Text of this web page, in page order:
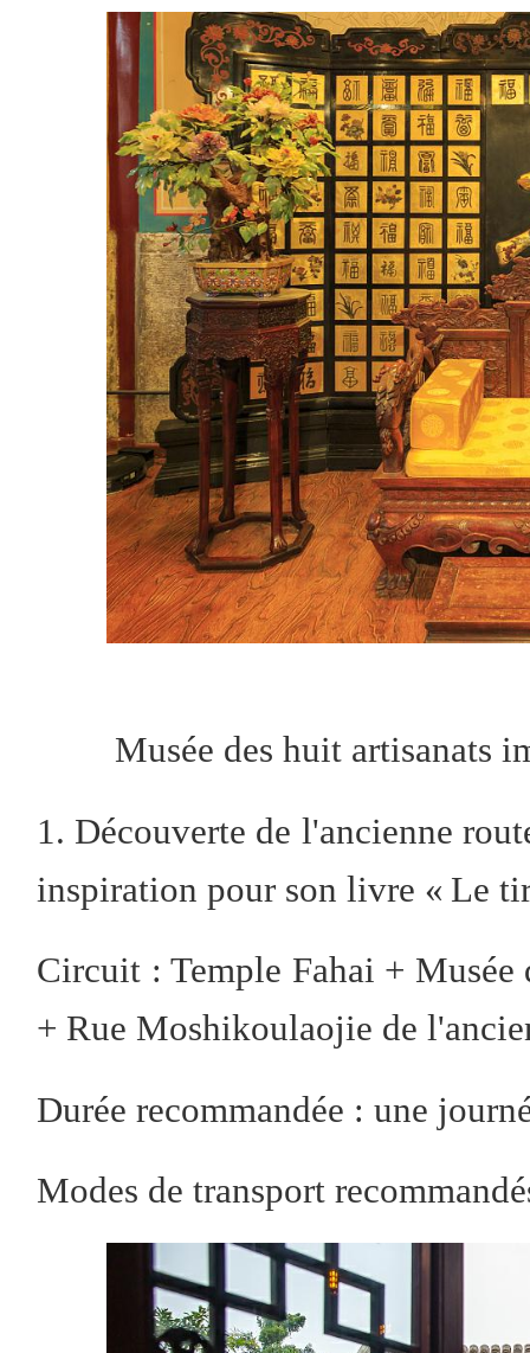
Musée des huit artisanats
1. Découverte de l'ancienne
inspiration pour son livre « Le
Circuit : Temple Fahai +
+ Rue Moshikoulaojie de
Durée recommandée : une
Modes de transport